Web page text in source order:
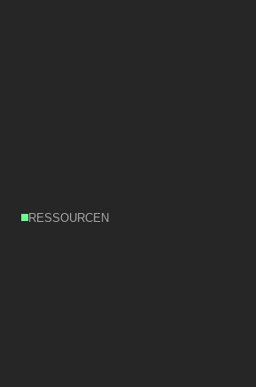
RESSOURCEN